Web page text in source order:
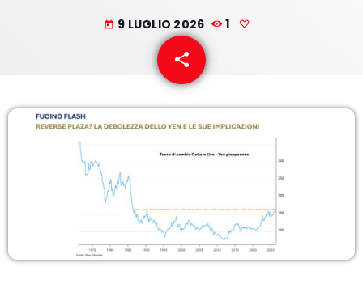
CONTACTO
today 9 LUGLIO 2026 1
share
email